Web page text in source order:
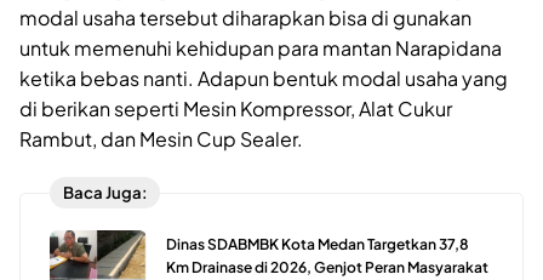
modal usaha tersebut diharapkan bisa di gunakan
untuk memenuhi kehidupan para mantan Narapidana
ketika bebas nanti. Adapun bentuk modal usaha yang
di berikan seperti Mesin Kompressor, Alat Cukur
Rambut, dan Mesin Cup Sealer.
Baca Juga:
Dinas SDABMBK Kota Medan Targetkan 37,8
Km Drainase di 2026, Genjot Peran Masyarakat